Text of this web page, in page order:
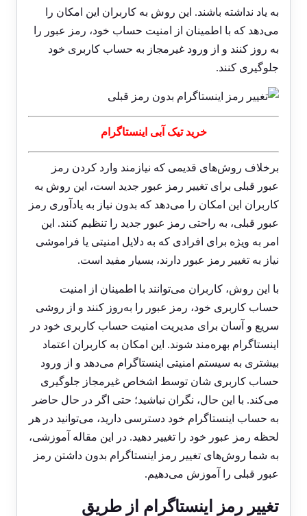
به یاد نداشته باشند. این روش به کاربران این امکان را
می‌دهد که با اطمینان از امنیت حساب خود، رمز عبور را
به روز کنند و از ورود غیرمجاز به حساب کاربری خود
جلوگیری کنند.
خرید تیک آبی اینستاگرام
برخلاف روش‌های قدیمی که نیازمند وارد کردن رمز
عبور قبلی برای تغییر رمز عبور جدید است، این روش به
کاربران این امکان را می‌دهد که بدون نیاز به یادآوری رمز
عبور قبلی، به راحتی رمز عبور جدید را تنظیم کنند. این
امر به ویژه برای افرادی که به دلایل امنیتی یا فراموشی
نیاز به تغییر رمز عبور دارند، بسیار مفید است.
با این روش، کاربران می‌توانند با اطمینان از امنیت
حساب کاربری خود، رمز عبور را به‌روز کنند و از روشی
سریع و آسان برای مدیریت امنیت حساب کاربری خود در
اینستاگرام بهره‌مند شوند. این امکان به کاربران اعتماد
بیشتری به سیستم امنیتی اینستاگرام می‌دهد و از ورود
حساب کاربری شان توسط اشخاص غیرمجاز جلوگیری
می‌کند. با این حال، نگران نباشید؛ حتی اگر در حال حاضر
به حساب اینستاگرام خود دسترسی دارید، می‌توانید در هر
لحظه رمز عبور خود را تغییر دهید. در این مقاله آموزشی،
به شما روش‌های تغییر رمز اینستاگرام بدون داشتن رمز
عبور قبلی را آموزش می‌دهیم.
تغییر رمز اینستاگرام از طریق